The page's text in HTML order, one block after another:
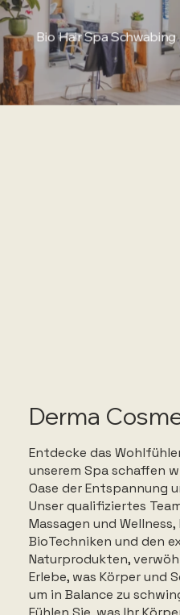
Bio Hair Spa Schwabing
Derma
Entdecke das
unserem Spa schaffen
Oase der Entspannung
Unser qualifiziertes
Massagen und
BioTechniken und den
Naturprodukten,
Erlebe, was Körper und
um in Balance zu